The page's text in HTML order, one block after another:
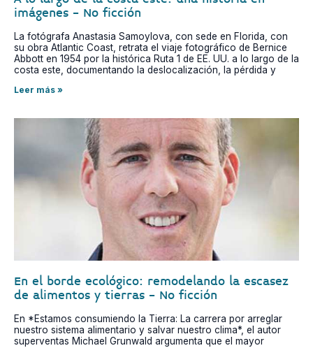
imágenes - No ficción
La fotógrafa Anastasia Samoylova, con sede en Florida, con
su obra Atlantic Coast, retrata el viaje fotográfico de Bernice
Abbott en 1954 por la histórica Ruta 1 de EE. UU. a lo largo de la
costa este, documentando la deslocalización, la pérdida y
Leer más »
En el borde ecológico: remodelando la escasez
de alimentos y tierras - No ficción
En *Estamos consumiendo la Tierra: La carrera por arreglar
nuestro sistema alimentario y salvar nuestro clima*, el autor
superventas Michael Grunwald argumenta que el mayor